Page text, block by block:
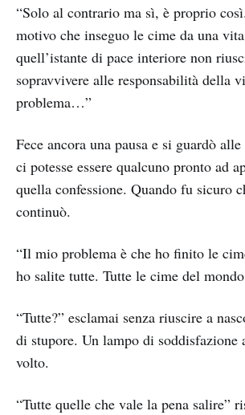
“Solo al contrario ma sì, è proprio
motivo che inseguo le cime da una
quell’istante di pace interiore non
sopravvivere alle responsabilità della
problema…”
Fece ancora una pausa e si guardò
ci potesse essere qualcuno pronto ad
quella confessione. Quando fu sicuro
continuò.
“Il mio problema è che ho finito le
ho salite tutte. Tutte le cime del
“Tutte?” esclamai senza riuscire a
di stupore. Un lampo di soddisfazione
volto.
“Tutte quelle che vale la pena salire”